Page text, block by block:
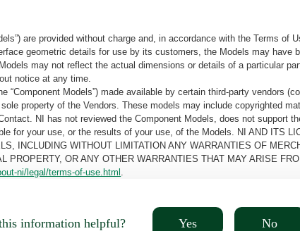
are provided without charge and, in accordance with the Terms of
geometric details for use by its customers, the Models may have
may not reflect the actual dimensions or details of a particular
notice at any time.
Models”) made available by certain third-party vendors
property of the Vendors. These models may include copyrighted
NI has not reviewed the Component Models, does not support
for your use, or the results of your use, of the Models. NI AND ITS
INCLUDING WITHOUT LIMITATION ANY WARRANTIES OF
PROPERTY, OR ANY OTHER WARRANTIES THAT MAY ARISE
ni/legal/terms-of-use.html
information helpful? Yes No